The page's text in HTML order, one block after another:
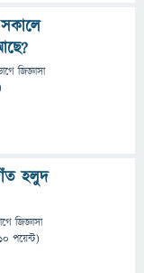
জিজ্ঞাসা
হলুদ
জিজ্ঞাসা
পয়েন্ট)